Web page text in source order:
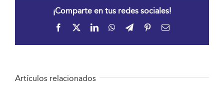
¡Comparte en tus redes sociales!
Facebook LinkedInWhatsApp
TelegramPinterestCorreo
Artículos relacionados